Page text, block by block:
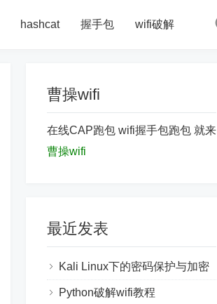
hashcat 握手包 wifi破解
曹操wifi
在线CAP跑包 wifi握手包跑包 就来
曹操wifi
最近发表
Kali Linux下的密码保护与加密
Python破解wifi教程